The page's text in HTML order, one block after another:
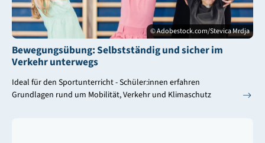
© Adobestock.com/Stevica Mrdja
Bewegungsübung: Selbstständig und sicher im
Verkehr unterwegs
Ideal für den Sportunterricht - Schüler:innen erfahren
Grundlagen rund um Mobilität, Verkehr und Klimaschutz